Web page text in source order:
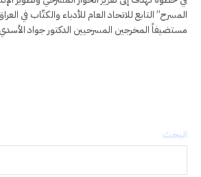
المسرح” التابع للاتحاد العام للأدباء والكتّاب في
مستضيفاً المخرجين المسرحيين الدكتور جواد
البحث